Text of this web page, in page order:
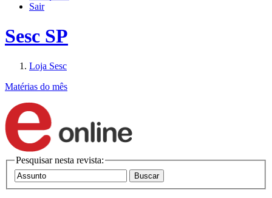
Sair
Sesc SP
Loja Sesc
Matérias do mês
Pesquisar nesta revista: